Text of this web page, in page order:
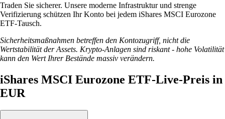
Traden Sie sicherer. Unsere moderne Infrastruktur und strenge
Verifizierung schützen Ihr Konto bei jedem iShares MSCI Eurozone
ETF-Tausch.
Sicherheitsmaßnahmen betreffen den Kontozugriff, nicht die
Wertstabilität der Assets. Krypto-Anlagen sind riskant - hohe Volatilität
kann den Wert Ihrer Bestände massiv verändern.
iShares MSCI Eurozone ETF-Live-Preis in
EUR